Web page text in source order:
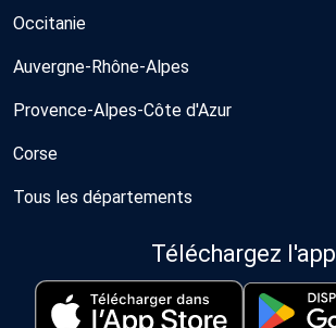
Occitanie
Auvergne-Rhône-Alpes
Provence-Alpes-Côte d'Azur
Corse
Tous les départements
Téléchargez l'app